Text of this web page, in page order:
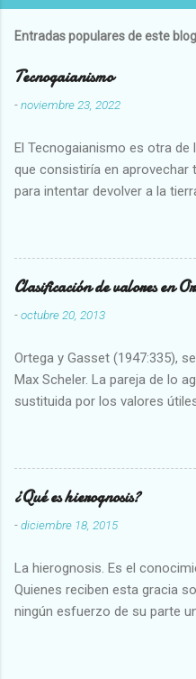
Entradas populares de este blog
Tecnogaianismo
-noviembre 23, 2022
El Tecnogaianismo es otra
que consistiría en
para intentar devolver a la
Clasificación de valores en
-octubre 20, 2013
Ortega y Gasset (1947:335),
Max Scheler. La pareja de lo
sustituida por los valores
Abundante-Escaso,etc 2
Vulgar Enérgico-Inerte Fuerte-
Intelectuales Conocimiento-
Evidente-Probable,etc b)
malvado Justo-Injusto
Armonioso-Inarmonioso 4
¿Qué es hierognosis?
-diciembre 18, 2015
La hierognosis. Es el
Quienes reciben esta gracia
ningún esfuerzo de su parte